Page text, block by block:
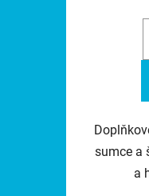
sumce a
a